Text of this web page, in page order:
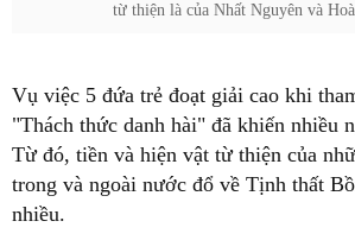
từ thiện là của Nhất Nguyên và
Vụ việc 5 đứa trẻ đoạt giải cao khi
"Thách thức danh hài" đã khiến nhiều
Từ đó, tiền và hiện vật từ thiện của
trong và ngoài nước đổ về Tịnh thất
nhiều.